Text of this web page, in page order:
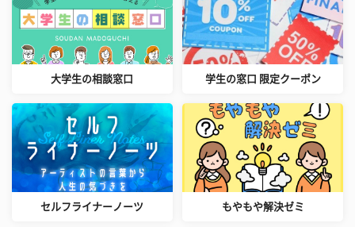
大学生の相談窓口 学生の窓口 限定クーポン
セルフライナーノーツ もやもや解決ゼミ